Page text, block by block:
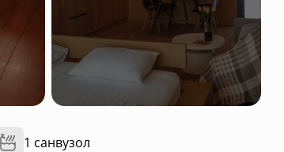
1 санвузол